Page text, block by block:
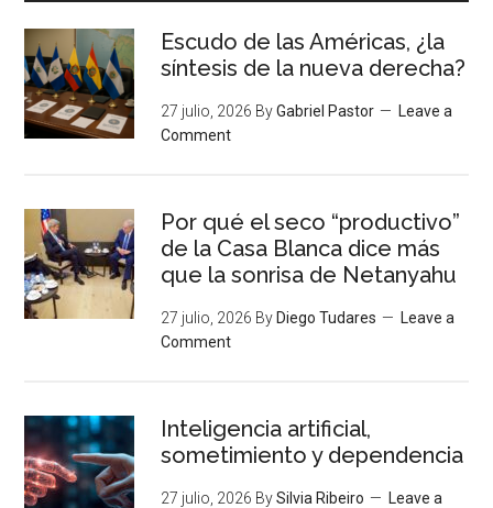
Escudo de las Américas, ¿la
síntesis de la nueva derecha?
27 julio, 2026 ByGabriel Pastor
Leave a
Comment
Por qué el seco “productivo”
de la Casa Blanca dice más
que la sonrisa de Netanyahu
27 julio, 2026 By Diego Tudares
Leave a
Comment
Inteligencia artificial,
sometimiento y dependencia
27 julio, 2026 BySilvia Ribeiro
Leave a